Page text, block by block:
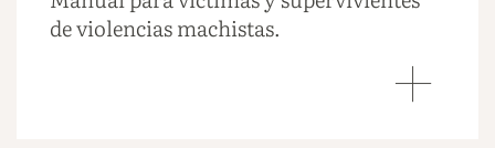
de violencias machistas.